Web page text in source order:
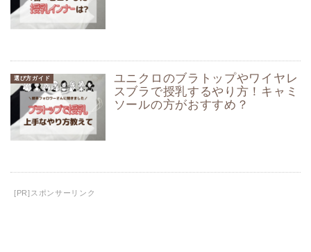
選び方ガイド
ユニクロのブラトップやワイヤレ
スブラで授乳するやり方！キャミ
ソールの方がおすすめ？
[PR]スポンサーリンク